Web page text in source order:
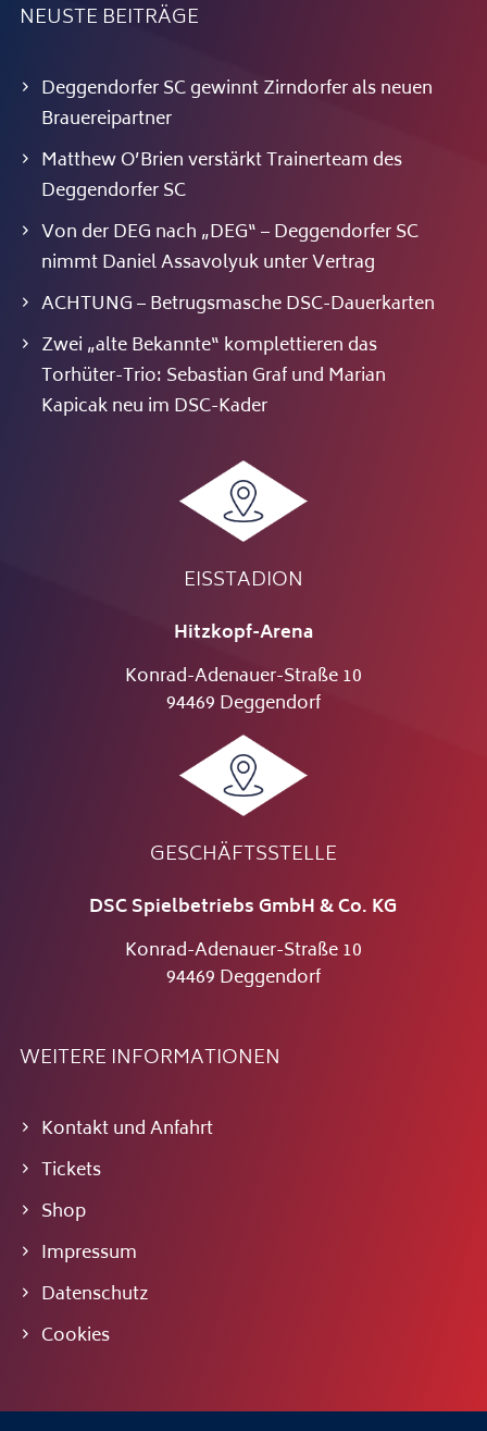
NEUSTE BEITRÄGE
Deggendorfer SC gewinnt Zirndorfer als neuen
Brauereipartner
Matthew O’Brien verstärkt Trainerteam des
Deggendorfer SC
Von der DEG nach „DEG“ – Deggendorfer SC
nimmt Daniel Assavolyuk unter Vertrag
ACHTUNG – Betrugsmasche DSC-Dauerkarten
Zwei „alte Bekannte“ komplettieren das
Torhüter-Trio: Sebastian Graf und Marian
Kapicak neu im DSC-Kader
EISSTADION
Hitzkopf-Arena
Konrad-Adenauer-Straße 10
94469 Deggendorf
GESCHÄFTSSTELLE
DSC Spielbetriebs GmbH & Co. KG
Konrad-Adenauer-Straße 10
94469 Deggendorf
WEITERE INFORMATIONEN
Kontakt und Anfahrt
Tickets
Shop
Impressum
Datenschutz
Cookies